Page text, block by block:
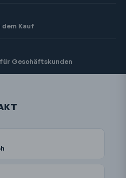
dem Kauf
Geschäftskunden